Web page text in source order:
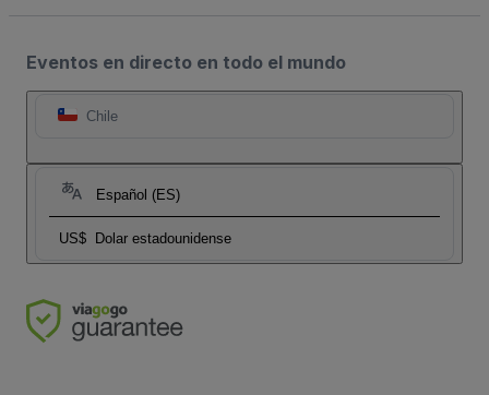
Eventos en directo en todo el mundo
Chile
Español (ES)
US$ Dolar estadounidense